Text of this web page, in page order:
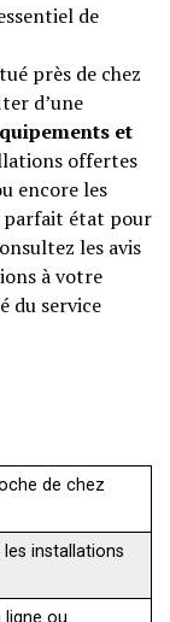
de
près de chez
d’une
et
offertes
encore les
parfait état pour
les avis
à votre
du service
de chez
les installations
ligne ou